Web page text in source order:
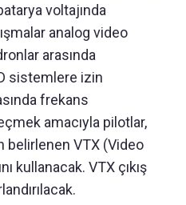
voltajında
analog video
arasında
sistemlere izin
frekans
amacıyla pilotlar,
belirlenen VTX (Video
kullanacak. VTX çıkış